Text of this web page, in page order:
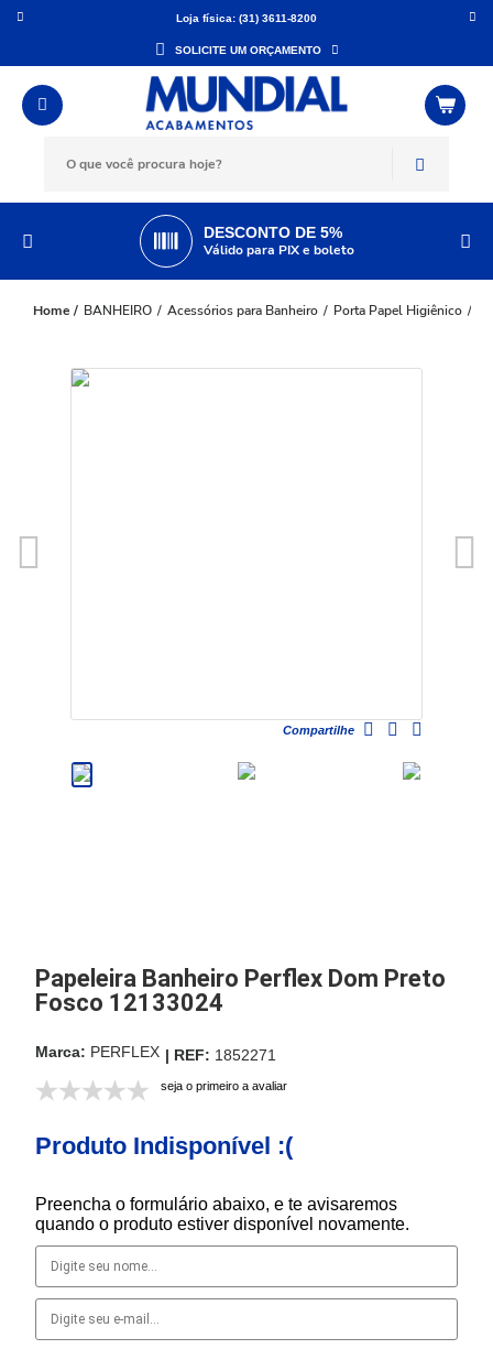
Loja física: (31) 3611-8200
SOLICITE UM ORÇAMENTO
DESCONTO DE 5%
Válido para PIX e boleto
BANHEIRO Acessórios para Banheiro Porta Papel Higiênico
Compartilhe
Papeleira Banheiro Perflex Dom Preto
Fosco 12133024
PERFLEX 1852271
seja o primeiro a avaliar
Produto Indisponível :(
Preencha o formulário abaixo, e te avisaremos
quando o produto estiver disponível novamente.